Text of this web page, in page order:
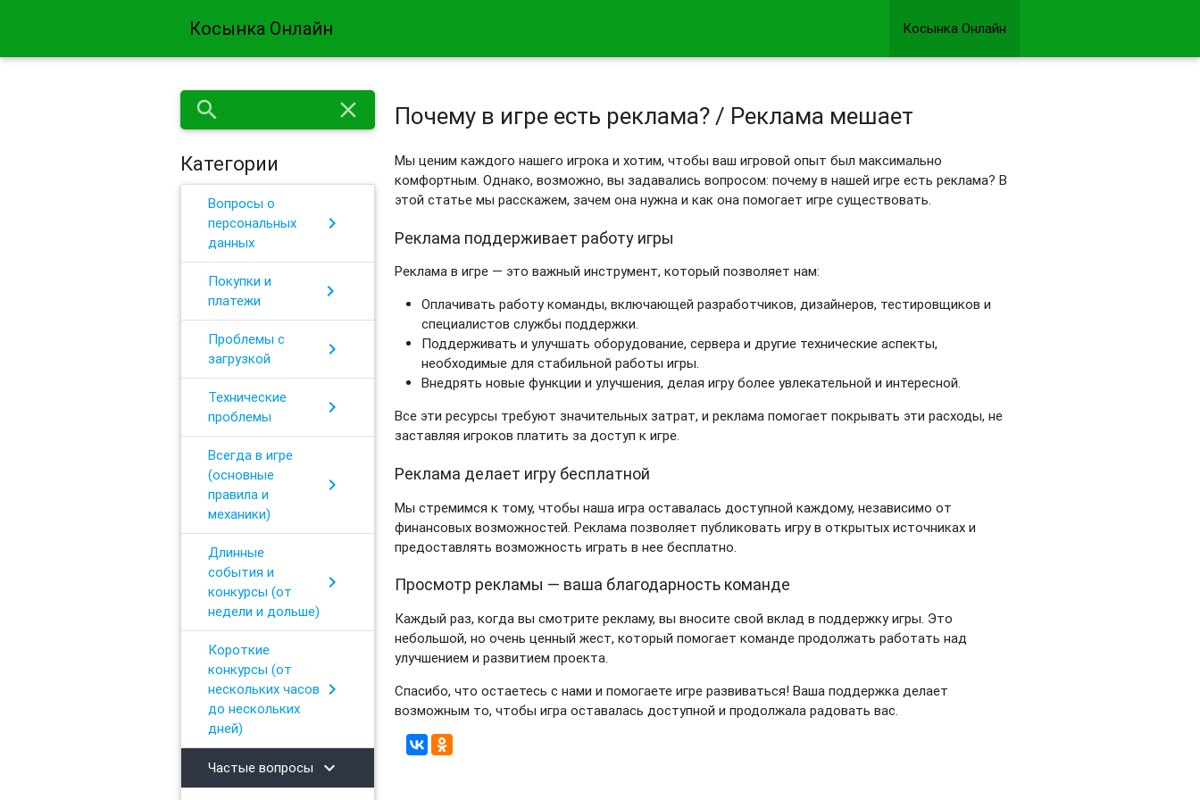
Косынка Онлайн Косынка Онлайн
search close
Категории
Вопросы о
персональных
данных
chevron_right
Покупки и
платежи
chevron_right
Проблемы с
загрузкой
chevron_right
Технические
проблемы
chevron_right
Всегда в игре
(основные
правила и
механики)
chevron_right
Длинные
события и
конкурсы (от
недели и дольше)
chevron_right
Короткие
конкурсы (от
нескольких часов
до нескольких
дней)
chevron_right
Частые вопросы chevron_right
Почему в игре есть реклама? / Реклама мешает
Мы ценим каждого нашего игрока и хотим, чтобы ваш игровой опыт был максимально
комфортным. Однако, возможно, вы задавались вопросом: почему в нашей игре есть реклама? В
этой статье мы расскажем, зачем она нужна и как она помогает игре существовать.
Реклама поддерживает работу игры
Реклама в игре — это важный инструмент, который позволяет нам:
Оплачивать работу команды, включающей разработчиков, дизайнеров, тестировщиков и
специалистов службы поддержки.
Поддерживать и улучшать оборудование, сервера и другие технические аспекты,
необходимые для стабильной работы игры.
Внедрять новые функции и улучшения, делая игру более увлекательной и интересной.
Все эти ресурсы требуют значительных затрат, и реклама помогает покрывать эти расходы, не
заставляя игроков платить за доступ к игре.
Реклама делает игру бесплатной
Мы стремимся к тому, чтобы наша игра оставалась доступной каждому, независимо от
финансовых возможностей. Реклама позволяет публиковать игру в открытых источниках и
предоставлять возможность играть в нее бесплатно.
Просмотр рекламы — ваша благодарность команде
Каждый раз, когда вы смотрите рекламу, вы вносите свой вклад в поддержку игры. Это
небольшой, но очень ценный жест, который помогает команде продолжать работать над
улучшением и развитием проекта.
Спасибо, что остаетесь с нами и помогаете игре развиваться! Ваша поддержка делает
возможным то, чтобы игра оставалась доступной и продолжала радовать вас.